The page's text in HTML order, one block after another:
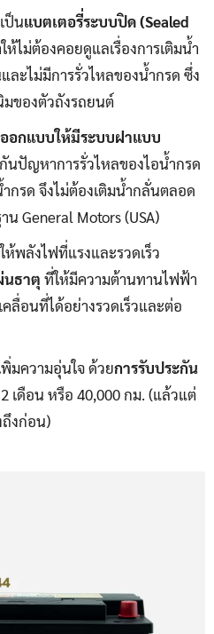
ป็นแบตเตอรี่ระบบปิด (Sealed
ห้ไม่ต้องคอยดูแลเรื่องการเติมน้ำ
ละไม่มีการรั่วไหลของน้ำกรด ซึ่ง
มของตัวถังรถยนต์
ออกแบบให้มีระบบฝาแบบ
นปัญหาการรั่วไหลของไอน้ำกรด
กรด จึงไม่ต้องเติมน้ำกลั่นตลอด
น General Motors (USA)
ห้พลังไฟที่แรงและรวดเร็ว
นธาตุ ที่ให้มีความต้านทานไฟฟ้า
ลื่อนที่ได้อย่างรวดเร็วและต่อ
มความอุ่นใจ ด้วยการรับประกัน
เดือน หรือ 40,000 กม. (แล้วแต่
ถึงก่อน)